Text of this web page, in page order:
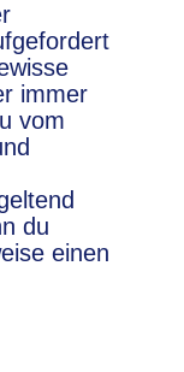
immer
vom
du
einen